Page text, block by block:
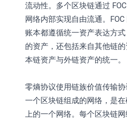
流动性。多个区块链通过
网络内部实现自由流通。
账本都遵循统一资产表达方
的资产，还包括来自其他链
本链资产与外链资产的统一。
零熵协议使用链族价值传输协
一个区块链组成的网络，是
上的一个网络。每个区块链